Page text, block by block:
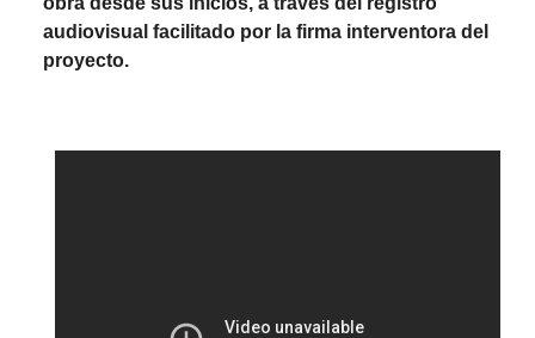
audiovisual facilitado por la firma interventora del
proyecto.